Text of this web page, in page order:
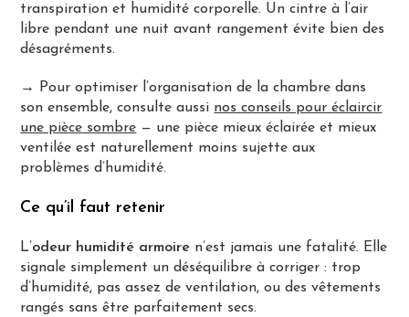
transpiration et humidité corporelle. Un cintre à l’air
libre pendant une nuit avant rangement évite bien des
désagréments.
→ Pour optimiser l’organisation de la chambre dans
son ensemble, consulte aussi nos conseils pour éclaircir
une pièce sombre — une pièce mieux éclairée et mieux
ventilée est naturellement moins sujette aux
problèmes d’humidité.
Ce qu’il faut retenir
L’odeur humidité armoire n’est jamais une fatalité. Elle
signale simplement un déséquilibre à corriger : trop
d’humidité, pas assez de ventilation, ou des vêtements
rangés sans être parfaitement secs.